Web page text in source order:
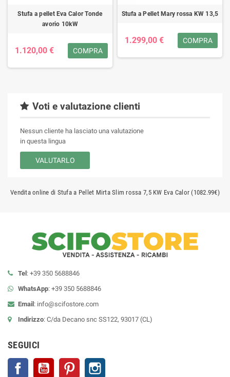
Stufa a pellet Eva Calor Tonde
avorio 10kW
1.120,00 € COMPRA
Stufa a Pellet Mary rossa KW 13,5
1.299,00 € COMPRA
Voti e valutazione clienti
Nessun cliente ha lasciato una valutazione
in questa lingua
VALUTARLO
Vendita online di Stufa a Pellet Mirta Slim rossa 7,5 KW Eva Calor (1082.99€)
Tel: +39 350 5688846
WhatsApp: +39 350 5688846
Email: info@scifostore.com
Indirizzo: C/da Decano snc SS122, 93017 (CL)
SEGUICI
Facebook YouTube Pinterest